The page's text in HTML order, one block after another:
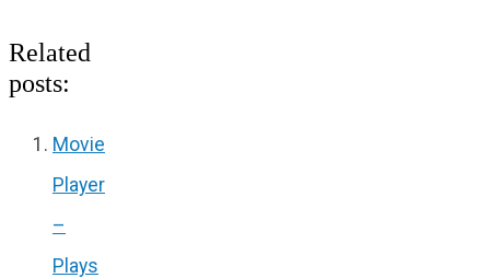
Related
posts:
Movie
Player
–
Plays